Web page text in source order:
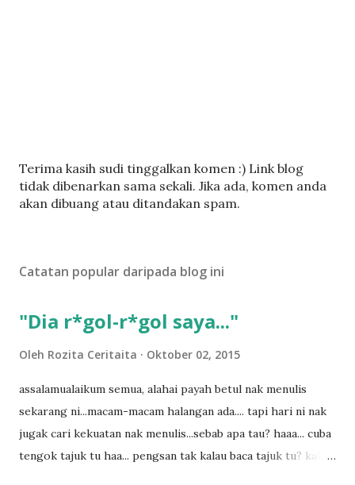
C
a
t
l
Terima kasih sudi tinggalkan komen :) Link blog
tidak dibenarkan sama sekali. Jika ada, komen anda
akan dibuang atau ditandakan spam.
Catatan popular daripada blog ini
"Dia r*gol-r*gol saya..."
Oleh Rozita Ceritaita Oktober 02, 2015
assalamualaikum semua, alahai payah betul nak menulis
sekarang ni...macam-macam halangan ada.... tapi hari ni nak
jugak cari kekuatan nak menulis...sebab apa tau? haaa... cuba
tengok tajuk tu haa... pengsan tak kalau baca tajuk tu? kalau